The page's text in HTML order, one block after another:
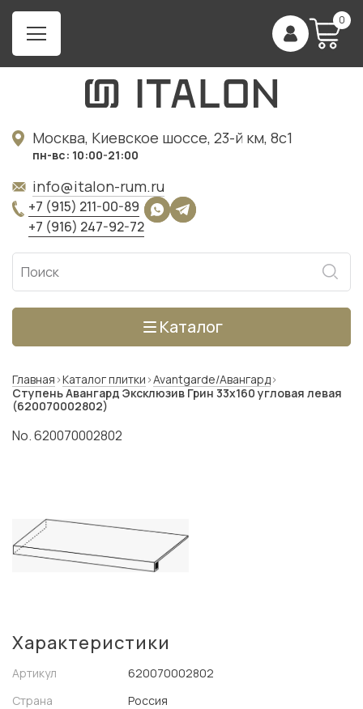
0
Москва, Киевское шоссе, 23-й км, 8с1
пн-вс: 10:00-21:00
info@italon-rum.ru
+7 (915) 211-00-89
+7 (916) 247-92-72
Каталог
Главная Каталог плитки Avantgarde/Авангард
Ступень Авангард Эксклюзив Грин 33x160 угловая левая
(620070002802)
No. 620070002802
Характеристики
Артикул
620070002802
Страна
Россия